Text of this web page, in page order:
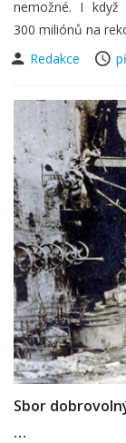
nemožné. I
300 miliónů na
Redakce
Sbor
…